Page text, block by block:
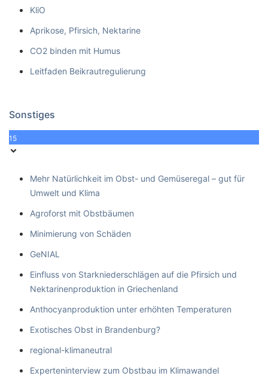
KliO
Aprikose, Pfirsich, Nektarine
CO2 binden mit Humus
Leitfaden Beikrautregulierung
Sonstiges
15
Mehr Natürlichkeit im Obst- und Gemüseregal – gut für
Umwelt und Klima
Agroforst mit Obstbäumen
Minimierung von Schäden
GeNIAL
Einfluss von Starkniederschlägen auf die Pfirsich und
Nektarinenproduktion in Griechenland
Anthocyanproduktion unter erhöhten Temperaturen
Exotisches Obst in Brandenburg?
regional-klimaneutral
Experteninterview zum Obstbau im Klimawandel